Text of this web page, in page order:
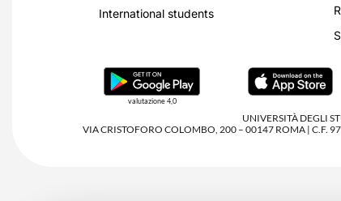
International students
valutazione 4,0
UNIVERSITÀ DEGLI
VIA CRISTOFORO COLOMBO, 200 – 00147 ROMA | C.F.